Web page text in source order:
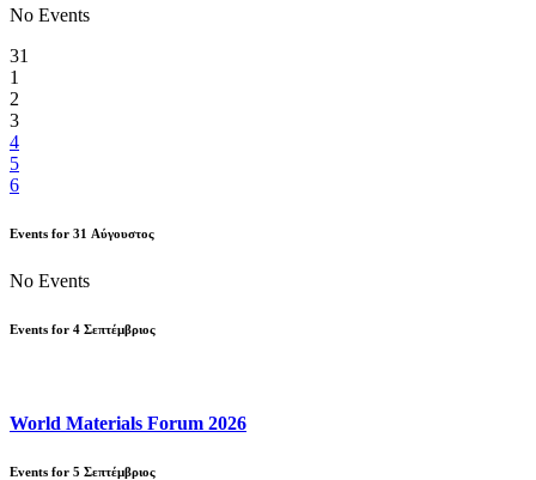
No Events
31
1
2
3
4
5
6
Events for 31 Αύγουστος
No Events
Events for 4 Σεπτέμβριος
World Materials Forum 2026
Events for 5 Σεπτέμβριος